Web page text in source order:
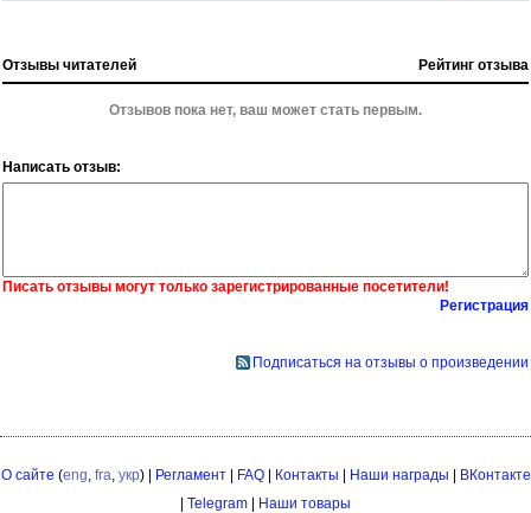
Отзывы читателей Рейтинг отзыва
Отзывов пока нет, ваш может стать первым.
Написать отзыв:
Писать отзывы могут только зарегистрированные посетители!
Регистрация
Подписаться на отзывы о произведении
О сайте (eng fra укр) | Регламент| FAQ| Контакты | Наши награды | ВКонтакте
| Telegram | Наши товары